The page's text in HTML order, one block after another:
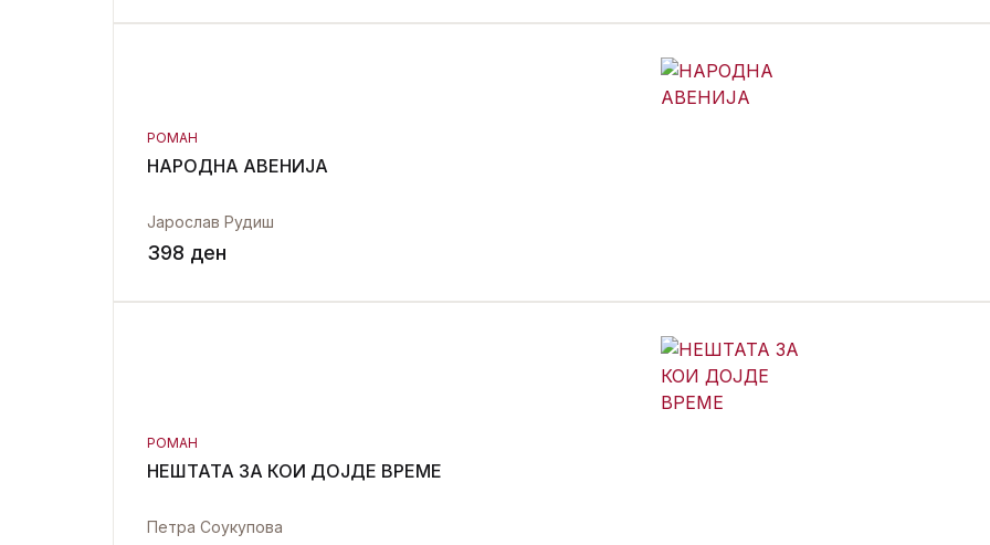
РОМАН
НАРОДНА АВЕНИЈА
Јарослав Рудиш
398 ден
РОМАН
НЕШТАТА ЗА КОИ ДОЈДЕ ВРЕМЕ
Петра Соукупова